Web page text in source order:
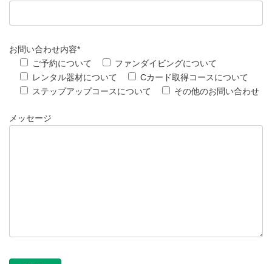
お問い合わせ内容*
ご予約について
ファンダイビングについて
レンタル器材について
Cカード取得コースについて
ステップアップコースについて
その他のお問い合わせ
メッセージ